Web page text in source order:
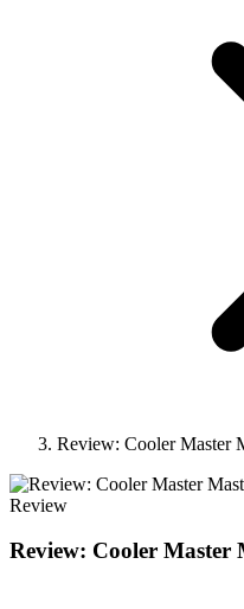
Review: Cooler Master
Review
Review: Cooler Master